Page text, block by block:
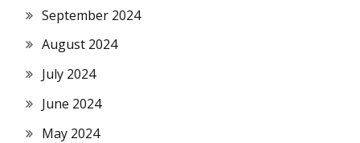
September 2024
August 2024
July 2024
June 2024
May 2024